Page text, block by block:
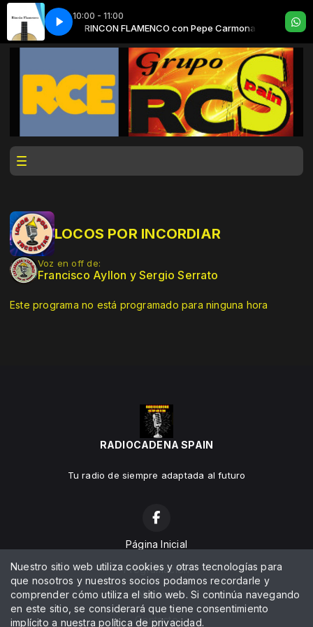
10:00 - 11:00
Carmona RINCON FLAMENCO con Pepe Carmona
con Ezequiel CamposTHE NUMBER ONE´S SPANISH VERSION con
LOCOS POR INCORDIAR
Voz en off de:
Francisco Ayllon y Sergio Serrato
Este programa no está programado para ninguna hora
RADIOCADENA SPAIN
Tu radio de siempre adaptada al futuro
Página Inicial
Programación
Noticias
Contacto
Nuestro sitio web utiliza cookies y otras tecnologías para
que nosotros y nuestros socios podamos recordarle y
comprender cómo utiliza el sitio web. Si continúa navegando
en este sitio, se considerará que tiene consentimiento
implícito a nuestrapolítica de privacidad.